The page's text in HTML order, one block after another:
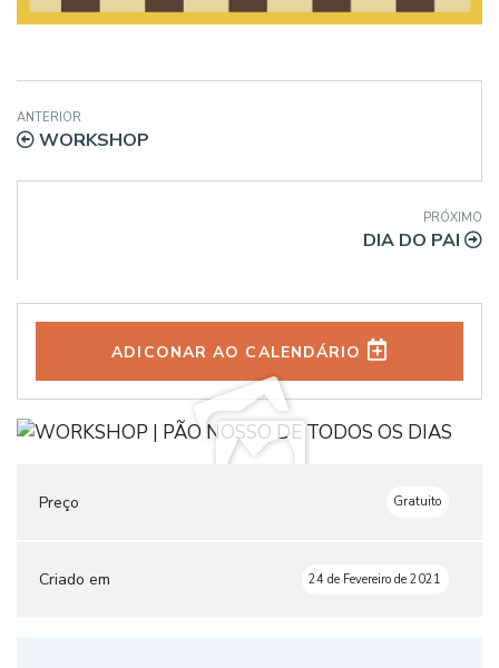
ANTERIOR
WORKSHOP
PRÓXIMO
DIA DO PAI
ADICONAR AO CALENDÁRIO
Preço Gratuito
Criado em 24 de Fevereiro de 2021